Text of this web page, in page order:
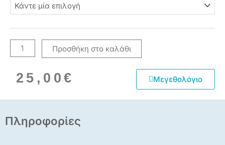
SARA
0688
CAMEL
SLIM
ποσότητα
Προσθήκη στο καλάθι
25,00 € Μεγεθολόγιο
Πληροφορίες